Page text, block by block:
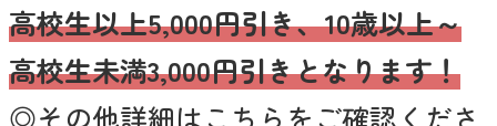
高校生以上5,000円引き、10歳以上～
高校生未満3,000円引きとなります！
◎その他詳細はこちらをご確認くださ